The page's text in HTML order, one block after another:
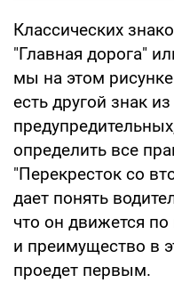
Классических
"Главная дорога"
мы на этом
есть другой знак
определить все
"Перекресток со
дает понять
что он движется
и преимущество в
проедет первым.